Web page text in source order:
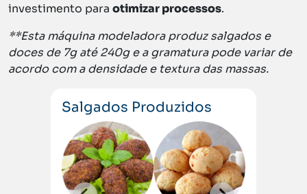
investimento para otimizar processos.
**Esta máquina modeladora produz salgados e
doces de 7g até 240g e a gramatura pode variar de
acordo com a densidade e textura das massas.
Salgados Produzidos